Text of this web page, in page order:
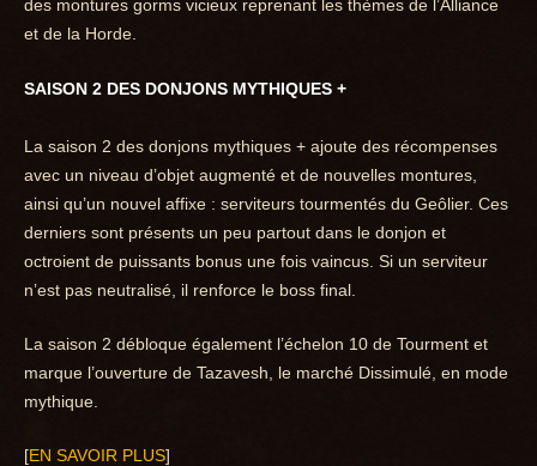
des montures gorms vicieux reprenant les thèmes de l’Alliance
et de la Horde.
SAISON 2 DES DONJONS MYTHIQUES +
La saison 2 des donjons mythiques + ajoute des récompenses
avec un niveau d’objet augmenté et de nouvelles montures,
ainsi qu’un nouvel affixe : serviteurs tourmentés du Geôlier. Ces
derniers sont présents un peu partout dans le donjon et
octroient de puissants bonus une fois vaincus. Si un serviteur
n’est pas neutralisé, il renforce le boss final.
La saison 2 débloque également l’échelon 10 de Tourment et
marque l’ouverture de Tazavesh, le marché Dissimulé, en mode
mythique.
[EN SAVOIR PLUS]